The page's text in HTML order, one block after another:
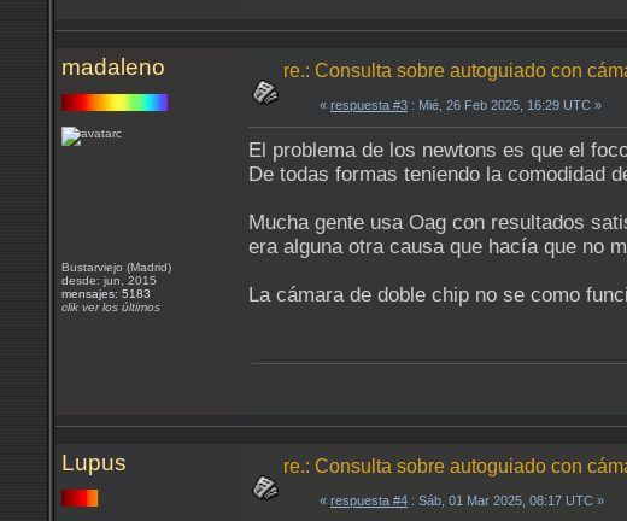
madaleno
Bustarviejo (Madrid)
desde: jun, 2015
mensajes: 5183
clik ver los últimos
re.: Consulta sobre autoguiado con
« respuesta #3 : Mié, 26 Feb 2025, 16:29 UTC »
El problema de los newtons es que el
De todas formas teniendo la comodidad
Mucha gente usa Oag con resultados
era alguna otra causa que hacía que no
La cámara de doble chip no se como
Lupus re.: Consulta sobre autoguiado con
« respuesta #4 : Sáb, 01 Mar 2025, 08:17 UTC »